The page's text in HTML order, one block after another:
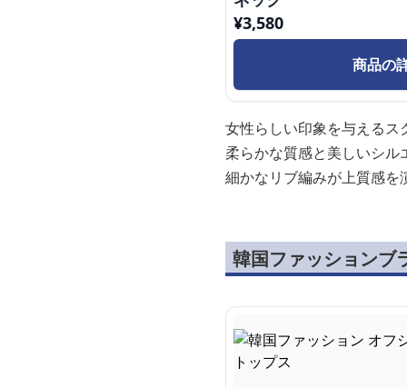
¥3,580
商品の
女性らしい印象を与える
柔らかな質感と美しいシ
細かなリブ編みが上質感を
韓国ファッションブ